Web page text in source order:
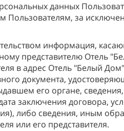
данных
Пользователям, за
информация,
представителю Отель
в адрес Отель "Белый
документа,
его органе,
заключения договора,
либо сведения, иным
или его представителя.